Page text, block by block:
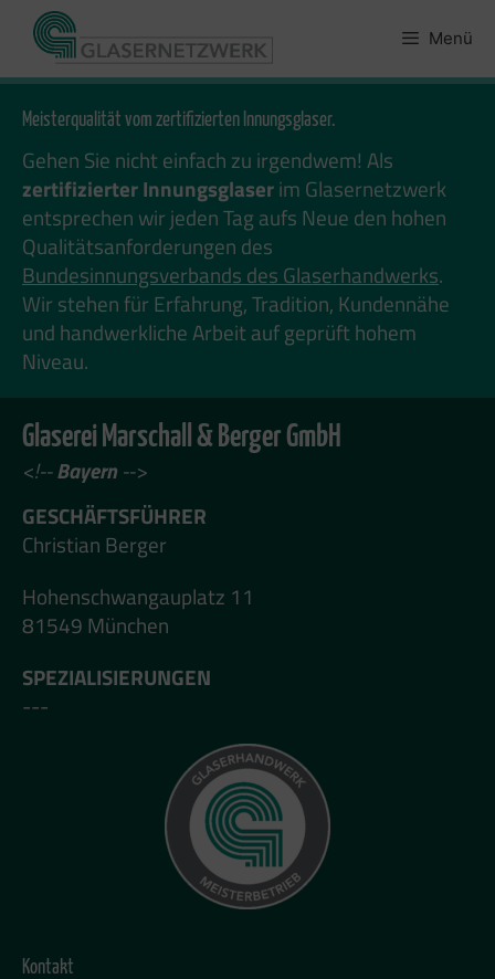
Zum
Inhalt
springen
Menü
Meisterqualität vom zertifizierten Innungsglaser.
Gehen Sie nicht einfach zu irgendwem! Als
zertifizierter Innungsglaserim Glasernetzwerk
entsprechen wir jeden Tag aufs Neue den hohen
Qualitätsanforderungen des
Bundesinnungsverbands des Glaserhandwerks.
Wir stehen für Erfahrung, Tradition, Kundennähe
und handwerkliche Arbeit auf geprüft hohem
Niveau.
Glaserei Marschall & Berger GmbH
<!--Bayern -->
GESCHÄFTSFÜHRER
Christian Berger
Hohenschwangauplatz 11
81549 München
SPEZIALISIERUNGEN
---
Kontakt